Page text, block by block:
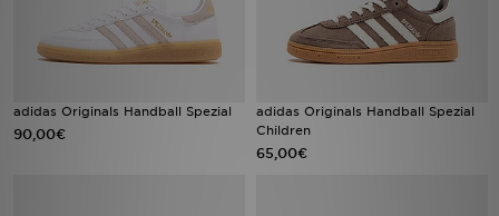
adidas Originals Handball Spezial
90,00€
adidas Originals Handball Spezial
Children
65,00€